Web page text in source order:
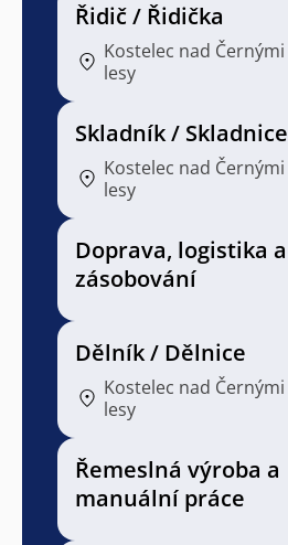
Řidič / Řidička
Kostelec nad Černými
lesy
Skladník / Skladnice
Kostelec nad Černými
lesy
Doprava, logistika a
zásobování
Dělník / Dělnice
Kostelec nad Černými
lesy
Řemeslná výroba a
manuální práce